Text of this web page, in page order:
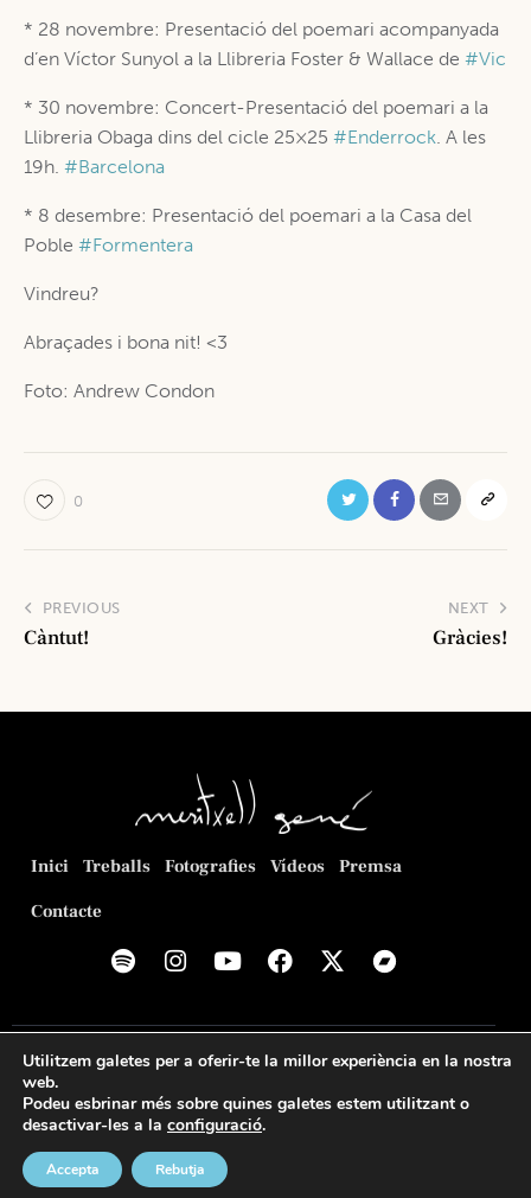
* 28 novembre: Presentació del poemari acompanyada
d’en Víctor Sunyol a la Llibreria Foster & Wallace de #Vic
* 30 novembre: Concert-Presentació del poemari a la
Llibreria Obaga dins del cicle 25×25 #Enderrock. A les
19h. #Barcelona
* 8 desembre: Presentació del poemari a la Casa del
Poble #Formentera
Vindreu?
Abraçades i bona nit! <3
Foto: Andrew Condon
0
PREVIOUS
Càntut!
NEXT
Gràcies!
Inici Treballs Fotografies Vídeos
Premsa
Contacte
© 2026Meritxell Gené Poca. Web creada perRomeu
Política de privacitatPolítica de cookies
Utilitzem galetes per a oferir-te la millor experiència en la nostra
web.
Podeu esbrinar més sobre quines galetes estem utilitzant o
desactivar-les a la configuració.
Accepta Rebutja